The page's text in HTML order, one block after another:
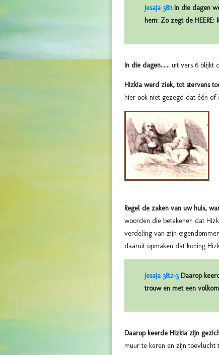
Jesaja 38:1 In die dagen
hem: Zo zegt de
In die dagen...... uit vers 6 blijkt
Hizkia werd ziek, tot stervens
hier ook niet gezegd dat één
Regel de zaken van uw huis,
woorden die betekenen dat
verdeling van zijn
daaruit opmaken dat koning
Jesaja 38:2-3Daarop
trouw en met een
Daarop keerde Hizkia zijn
muur te keren en zijn toevlucht